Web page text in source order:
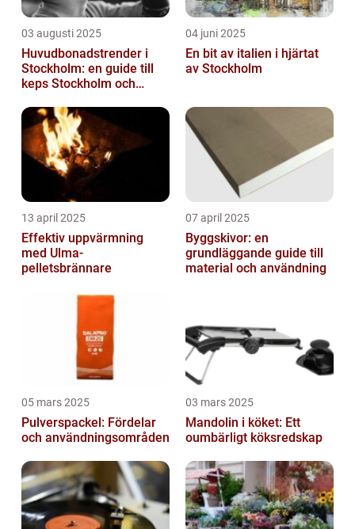
03 augusti 2025
Huvudbonadstrender i
Stockholm: en guide till
keps Stockholm och
04 juni 2025
En bit av italien i hjärtat
av Stockholm
13 april 2025
Effektiv uppvärmning
med Ulma-
pelletsbrännare
07 april 2025
Byggskivor: en
grundläggande guide till
material och användning
05 mars 2025
Pulverspackel: Fördelar
och användningsområden
03 mars 2025
Mandolin i köket: Ett
oumbärligt köksredskap